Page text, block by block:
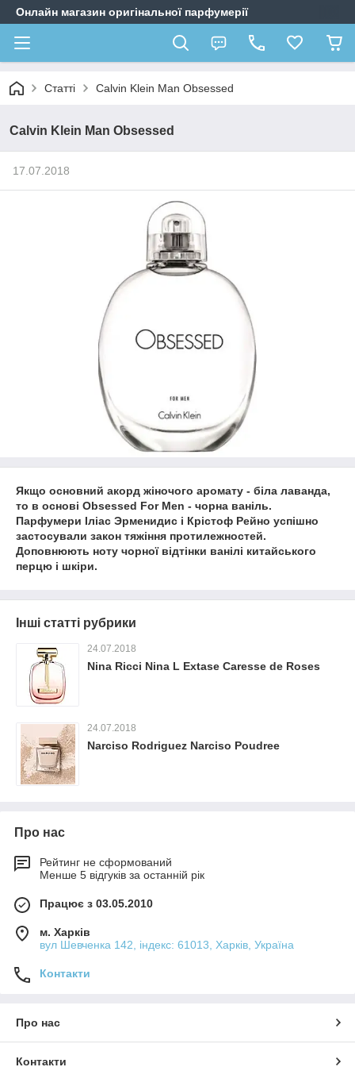
Онлайн магазин оригінальної парфумерії
Статті Calvin Klein Man Obsessed
Calvin Klein Man Obsessed
17.07.2018
Якщо основний акорд жіночого аромату - біла лаванда,
то в основі Obsessed For Men - чорна ваніль.
Парфумери Іліас Эрменидис і Крістоф Рейно успішно
застосували закон тяжіння протилежностей.
Доповнюють ноту чорної відтінки ванілі китайського
перцю і шкіри.
Інші статті рубрики
24.07.2018
Nina Ricci Nina L Extase Caresse de Roses
24.07.2018
Narciso Rodriguez Narciso Poudree
Про нас
Рейтинг не сформований
Менше 5 відгуків за останній рік
Працює з 03.05.2010
м. Харків
вул Шевченка 142, iндекс: 61013, Харків, Україна
Контакти
Про нас
Контакти